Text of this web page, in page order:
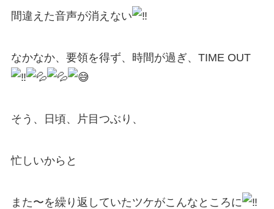
間違えた音声が消えない
なかなか、要領を得ず、時間が過ぎ、TIME OUT
そう、日頃、片目つぶり、
忙しいからと
また〜を繰り返していたツケがこんなところに